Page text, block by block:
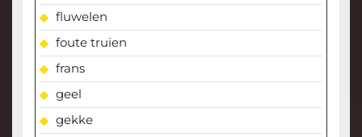
fluwelen
foute truien
frans
geel
gekke